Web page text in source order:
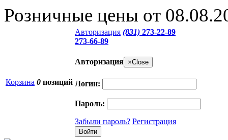
Розничные цены от
Корзина 0 позиций
Авторизация (831) 273-22-89
273-66-89
Авторизация ×Close
Логин:
Пароль:
Забыли пароль? Регистрация